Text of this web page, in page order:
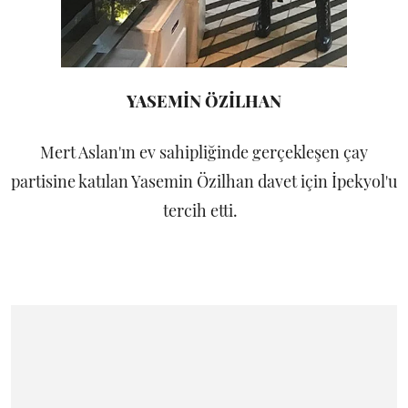
YASEMİN ÖZİLHAN
Mert Aslan'ın ev sahipliğinde gerçekleşen çay
partisine katılan Yasemin Özilhan davet için İpekyol'u
tercih etti.